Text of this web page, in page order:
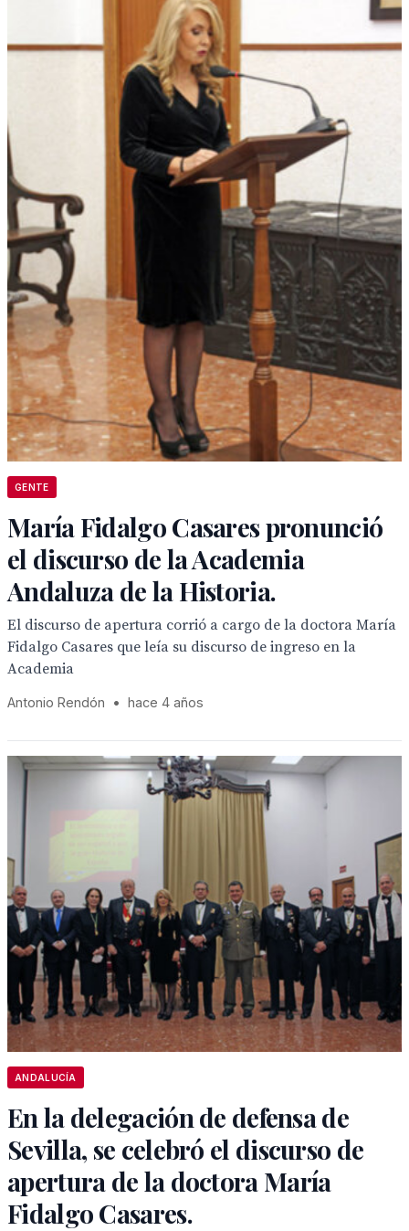
GENTE
María Fidalgo Casares pronunció
el discurso de la Academia
Andaluza de la Historia.
El discurso de apertura corrió a cargo de la doctora María
Fidalgo Casares que leía su discurso de ingreso en la
Academia
Antonio Rendón • hace 4 años
ANDALUCÍA
En la delegación de defensa de
Sevilla, se celebró el discurso de
apertura de la doctora María
Fidalgo Casares.